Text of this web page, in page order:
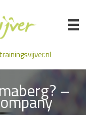
–